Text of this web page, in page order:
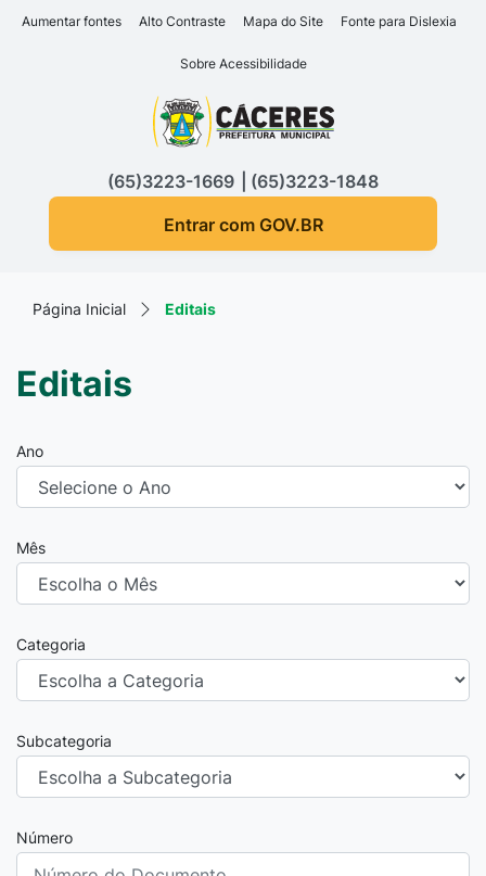
Seção de atalhos e links
Ir para o conteúdo [alt+1]
Ir para o rodapé [alt+4]
Aumentar fontes Alto Contraste Mapa do Site Fonte para Dislexia
Sobre Acessibilidade
Seção do menu principal
(65)3223-1669
(65)3223-1848
Entrar com GOV.BR
Página Inicial Editais
Editais
Ano
Mês
Categoria
Subcategoria
Número